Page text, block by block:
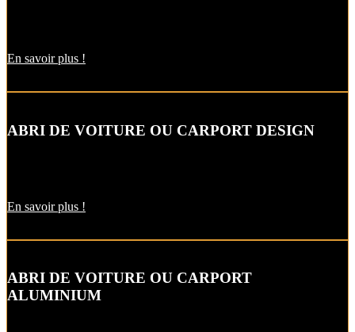
En savoir plus !
ABRI DE VOITURE OU CARPORT DESIGN
En savoir plus !
ABRI DE VOITURE OU CARPORT
ALUMINIUM